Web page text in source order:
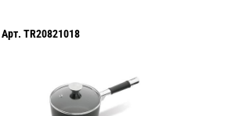
Арт. TR20821018